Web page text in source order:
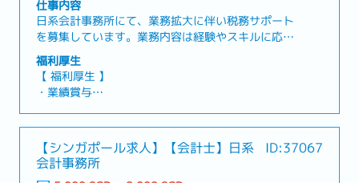
去および照合差異・調整項目の特定と対応・人事・
総務- 給与体系、休暇制度、評価制度などを含む人
事制度・規程の設計および文書化サポート- 親会社
から依頼されるコーポレート関連情報・総務関連情
報の取りまとめ ※法定届出、コーポレートガバナ
ンス情報、組織変更情報など- 給与計算処理のサポ
ートおよび外部の人事・給与計算サービス会社との
連絡調整- オフィス管理およびその他総務・コーポ
レートアフェアーズ関連業務
関連問い合わせへの対応、およびアジア地域本社向
けの観光ビザ申請対応・会社規定に沿った出張・経
費精算の処理、確認、提出・駐在員から提出される
各種精算（接待費、交通費など）の処理・行政文
書、社内文書、機密記録の整理・管理・その他、職
務範囲に含まれる業務や指示された業務の遂行
仕事内容
日系会計事務所にて、業務拡大に伴い税務サポート
を募集しています。業務内容は経験やスキルに応じ
てお任せいたします。企業の税務申告、会計処理、
資料作成など、税務・会計領域での実務をサポート
するポジションです。会計士チームと連携し、クラ
イアント対応や税務書類の作成補助を担当していた
だきます。【 業務内容 】・Corporate tax, GST な
タ入力、帳票管理・会計仕訳、月次・年次決算のサ
ポート業務・クライアントとの基本的なコミュニケ
福利厚生
【 福利厚生 】
・業績賞与
・病気休暇：年14日
【シンガポール求人】【会計士】日系
会計事務所
ID:37067